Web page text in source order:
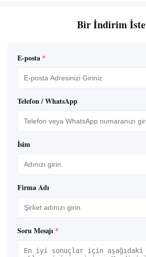
Bir İndirim İste
E-posta *
Telefon / WhatsApp
İsim
Firma Adı
Soru Mesajı *